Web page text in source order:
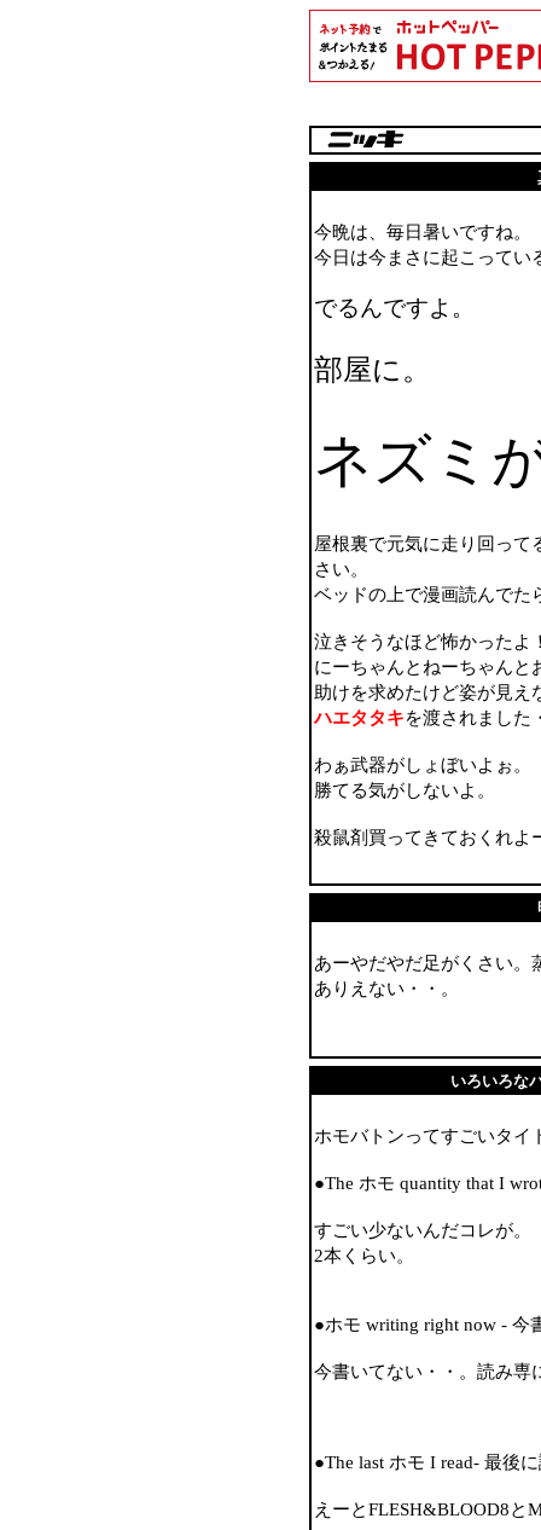
今晩は、毎日暑いですね。
今日は今まさに起こってい
でるんですよ。
部屋に。
ネズミ
屋根裏で元気に走り回っ
さい。
ベッドの上で漫画読んでた
泣きそうなほど怖かったよ
にーちゃんとねーちゃんと
助けを求めたけど姿が見え
ハエタタキを渡されました
わぁ武器がしょぼいよぉ。
勝てる気がしないよ。
殺鼠剤買ってきておくれよ
あーやだやだ足がくさい。
ありえない・・。
いろいろな
ホモバトンってすごいタ
●The ホモ quantity that I
すごい少ないんだコレが。
2本くらい。
●ホモ writing right now - 今
今書いてない・・。読み専
●The last ホモ I read- 最後
えーとFLESH&BLOOD8と